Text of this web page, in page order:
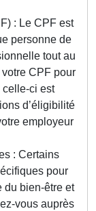
: Le CPF est
personne de
tout au
CPF pour
celle-ci est
d’éligibilité
employeur
: Certains
pour
du bien-être et
vous auprès